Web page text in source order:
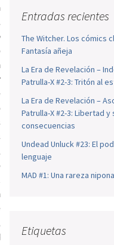
Entradas recientes
The Witcher. Los cómics
Fantasía añeja
La Era de Revelación –
Patrulla-X #2-3: Tritón al
La Era de Revelación –
Patrulla-X #2-3: Libertad y
consecuencias
Undead Unluck #23: El
lenguaje
MAD #1: Una rareza nipona
Etiquetas